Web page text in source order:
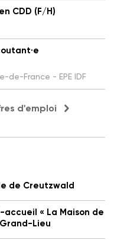
CDD (F/H)
de-France - EPE IDF
d'emploi
de Creutzwald
« La Maison de
Lieu